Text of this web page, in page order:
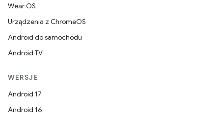
Wear OS
Urządzenia z ChromeOS
Android do samochodu
Android TV
WERSJE
Android 17
Android 16